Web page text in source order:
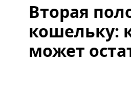
Вторая
кошельку:
может